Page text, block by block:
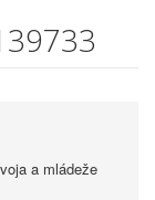
a mládeže